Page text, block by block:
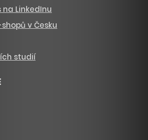
na LinkedInu
v Česku
studií